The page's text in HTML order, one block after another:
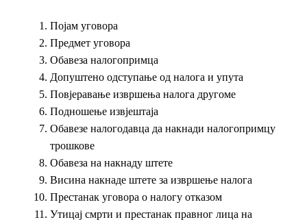
Појам уговора
Предмет уговора
Обавеза налогопримца
Допуштено одступање од налога и упута
Повјеравање извршења налога другоме
Подношење извјештаја
Обавезе налогодавца да накнади налогопримцу
трошкове
Обавеза на накнаду штете
Висина накнаде штете за извршење налога
Престанак уговора о налогу отказом
Утицај смрти и престанак правног лица на